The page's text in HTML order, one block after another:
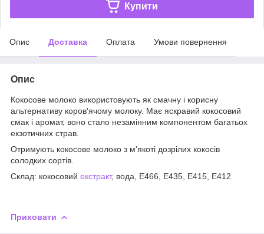
Купити
Опис Доставка Оплата Умови повернення
Опис
Кокосове молоко використовують як смачну і корисну
альтернативу коров'ячому молоку. Має яскравий кокосовий
смак і аромат, воно стало незамінним компонентом багатьох
екзотичних страв.
Отримують кокосове молоко з м'якоті дозрілих кокосів
солодких сортів.
Склад: кокосовий екстракт, вода, Е466, Е435, Е415, Е412
Приховати